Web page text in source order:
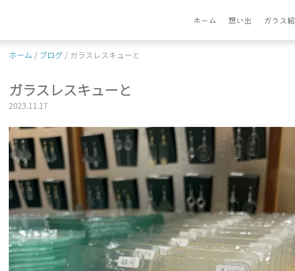
ホーム 想い出 ガラス
ホーム / ブログ / ガラスレスキューと
ガラスレスキューと
2023.11.17